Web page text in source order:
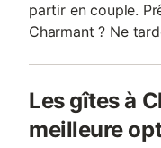
partir en couple.
Charmant ? Ne
Les gîtes à
meilleure